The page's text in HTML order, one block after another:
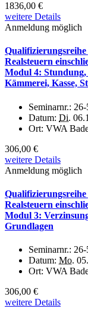
1836,00 €
weitere Details
Anmeldung möglich
Realsteuern
Modul 4:
Kämmerei, Kasse,
Seminarnr.:
Datum: Di.
Ort: VWA
306,00 €
weitere Details
Anmeldung möglich
Realsteuern
Modul 3:
Grundlagen
Seminarnr.:
Datum: Mo.
Ort: VWA
306,00 €
weitere Details